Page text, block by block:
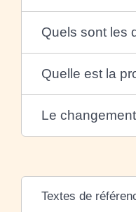
Quels sont les
Quelle est la
Le
Textes de